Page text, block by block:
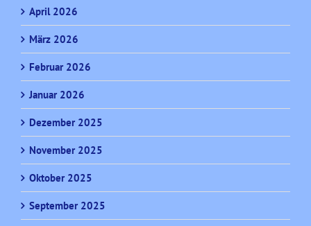
April 2026
März 2026
Februar 2026
Januar 2026
Dezember 2025
November 2025
Oktober 2025
September 2025